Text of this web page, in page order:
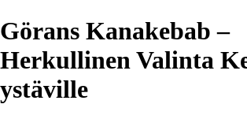
Görans Kanakebab –
Herkullinen Valinta
ystäville